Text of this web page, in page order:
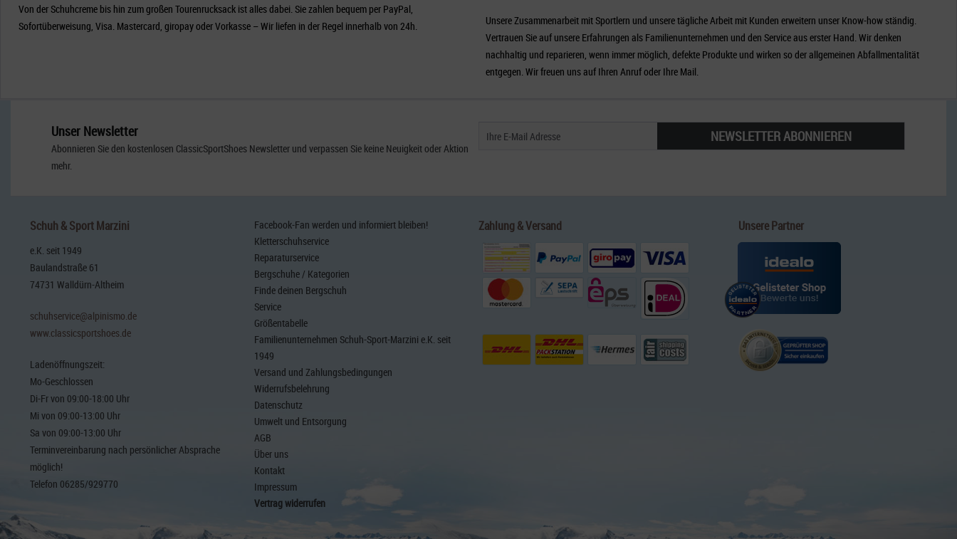
Von der Schuhcreme bis hin zum großen Tourenrucksack ist alles dabei. Sie zahlen bequem per PayPal,
Sofortüberweisung, Visa. Mastercard, giropay oder Vorkasse – Wir liefen in der Regel innerhalb von 24h.
Unsere Zusammenarbeit mit Sportlern und unsere tägliche Arbeit mit Kunden erweitern unser Know-how ständig.
Vertrauen Sie auf unsere Erfahrungen als Familienunternehmen und den Service aus erster Hand. Wir denken
nachhaltig und reparieren, wenn immer möglich, defekte Produkte und wirken so der allgemeinen Abfallmentalität
entgegen. Wir freuen uns auf Ihren Anruf oder Ihre Mail.
Unser Newsletter
Abonnieren Sie den kostenlosen ClassicSportShoes Newsletter und verpassen Sie keine Neuigkeit oder Aktion
mehr.
NEWSLETTER ABONNIEREN
Schuh & Sport Marzini
e.K. seit 1949
Baulandstraße 61
74731 Walldürn-Altheim
schuhservice@alpinismo.de
www.classicsportshoes.de
Ladenöffnungszeit:
Mo-Geschlossen
Di-Fr von 09:00-18:00 Uhr
Mi von 09:00-13:00 Uhr
Sa von 09:00-13:00 Uhr
Terminvereinbarung nach persönlicher Absprache
möglich!
Telefon 06285/929770
Facebook-Fan werden und informiert bleiben!
Kletterschuhservice
Reparaturservice
Bergschuhe / Kategorien
Finde deinen Bergschuh
Service
Größentabelle
Familienunternehmen Schuh-Sport-Marzini e.K. seit
1949
Versand und Zahlungsbedingungen
Widerrufsbelehrung
Datenschutz
Umwelt und Entsorgung
AGB
Über uns
Kontakt
Impressum
Vertrag widerrufen
Zahlung & Versand Unsere Partner